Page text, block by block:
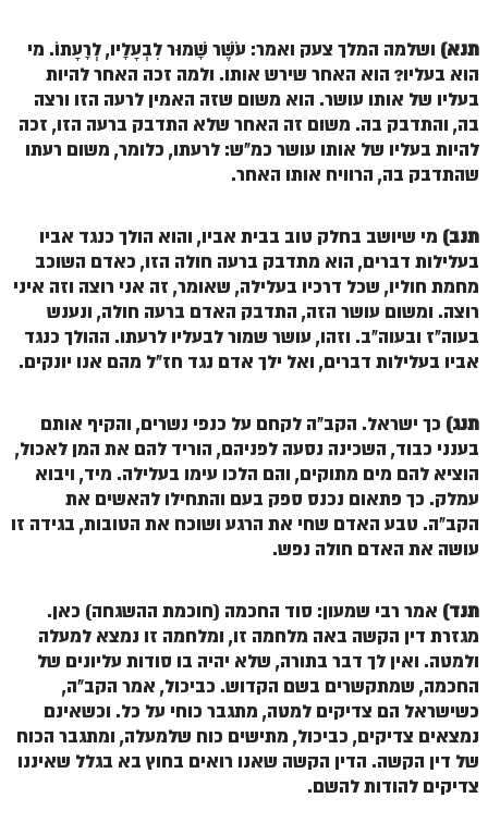
זוהר הקדוש בחוקותי למתקדמים
ספר הזוהר – במדבר
זוהר במדבר מתחילים
זוהר במדבר מתקדמים
זוהר נשא למתקדמים
זוהר בהעלותך למתחילים
זוהר בהעלותך למתקדמים
זוהר שלח לך למתקדמים
זוהר קורח למתחילים
זוהר קורח למתקדמים
חוקת למתחילים
זוהר בלק למתחילים
זוהר בלק למתקדמים
זוהר פנחס למתחילים
זוהר פנחס למתקדמים
ספר הזוהר – דברים
תנא) ושלמה המלך צעק ואמר: עֹשֶׁר שָׁמוּר לִבְעָלָיו, לְרָעָתוֹ. מי
הוא בעליו? הוא האחר שירש אותו. ולמה זכה האחר להיות
בעליו של אותו עושר. הוא משום שזה האמין לרעה הזו ורצה
בה, והתדבק בה. משום זה האחר שלא התדבק ברעה הזו, זכה
להיות בעליו של אותו עושר כמ"ש: לרעתו, כלומר, משום רעתו
שהתדבק בה, הרוויח אותו האחר.
תנב) מי שיושב בחלק טוב בבית אביו, והוא הולך כנגד אביו
בעלילות דברים, הוא מתדבק ברעה חולה הזו, כאדם השוכב
מחמת חוליו, שכל דרכיו בעלילה, שאומר, זה אני רוצה וזה איני
רוצה. ומשום עושר הזה, התדבק האדם ברעה חולה, ונענש
בעוה"ז ובעוה"ב. וזהו, עושר שמור לבעליו לרעתו. ההולך כנגד
אביו בעלילות דברים, ואל ילך אדם נגד חז"ל מהם אנו יונקים.
תנג) כך ישראל. הקב"ה לקחם על כנפי נשרים, והקיף אותם
בענני כבוד, השכינה נסעה לפניהם, הוריד להם את המן לאכול,
הוציא להם מים מתוקים, והם הלכו עימו בעלילה. מיד, ויבוא
עמלק. כך פתאום נכנס ספק בעם והתחילו להאשים את
הקב"ה. טבע האדם שחי את הרגע ושוכח את הטובות, בגידה זו
עושה את האדם חולה נפש.
תנד) אמר רבי שמעון: סוד החכמה (חוכמת ההשגחה) כאן.
מגזרת דין הקשה באה מלחמה זו, ומלחמה זו נמצא למעלה
ולמטה. ואין לך דבר בתורה, שלא יהיה בו סודות עליונים של
החכמה, שמתקשרים בשם הקדוש. כביכול, אמר הקב"ה,
כשישראל הם צדיקים למטה, מתגבר כוחי על כל. וכשאינם
נמצאים צדיקים, כביכול, מתישים כוח שלמעלה, ומתגבר הכוח
של דין הקשה. הדין הקשה שאנו רואים בחוץ בא בגלל שאיננו
צדיקים להודות להשם.